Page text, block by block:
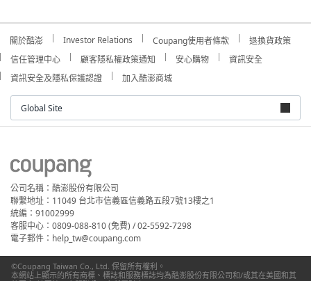
關於酷澎 Investor Relations Coupang使用者條款
退換貨政策
信任管理中心
顧客隱私權政策通知 安心購物
資訊安全
資訊安全及隱私保護認證
加入酷澎商城
Global Site
公司名稱：酷澎股份有限公司
聯繫地址：11049 台北市信義區信義路五段7號13樓之1
統編：91002999
客服中心：0809-088-810 (免費) / 02-5592-7298
電子郵件：help_tw@coupang.com
©Coupang Taiwan Co., Ltd. 保留所有權利。
本網站上顯示的所有商標、標誌和服務標誌均為酷澎股份有限公司和/或其在美國和其